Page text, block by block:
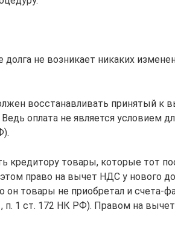
долга не возникает никаких
восстанавливать принятый к
оплата не является условием
кредитору товары, которые тот
право на вычет НДС у нового
он товары не приобретал и счета-
п. 1 ст. 172 НК РФ). Правом на